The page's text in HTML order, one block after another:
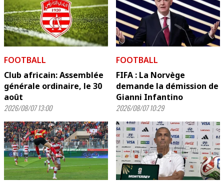
FOOTBALL
Club africain: Assemblée
générale ordinaire, le 30
août
2026/08/07 13:00
FOOTBALL
FIFA : La Norvège
demande la démission de
Gianni Infantino
2026/08/07 10:29